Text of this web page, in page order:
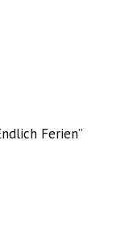
Ferien”